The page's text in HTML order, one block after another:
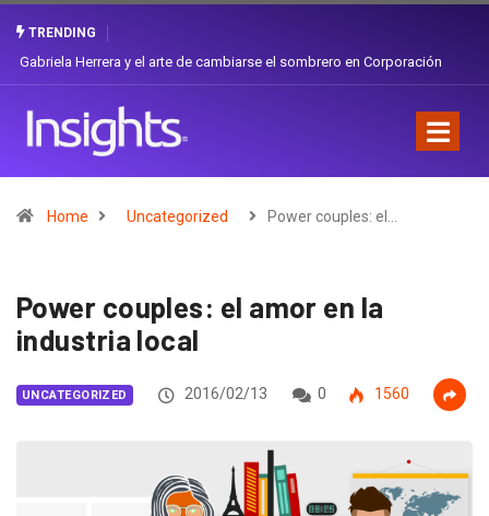
TRENDING
Gabriela Herrera y el arte de cambiarse el sombrero en Corporación
Home Uncategorized Power couples: el…
Power couples: el amor en la
industria local
UNCATEGORIZED 2016/02/13 0 1560